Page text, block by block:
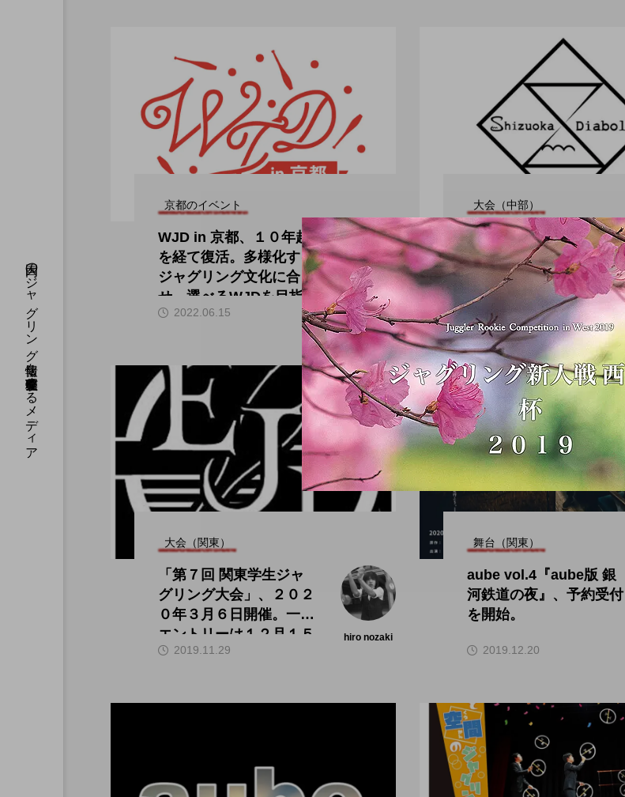
国内のジャグリング情報を収集・整理・発信するメディア
京都のイベント
WJD in 京都、１０年超
を経て復活。多様化する
ジャグリング文化に合わ
せ、選べるWJDを目指
す。
hiro nozaki
2022.06.15
大会（中部）
「静岡ディアボロコンテ
スト ２０２０」開催決
定、公式ウェブサイトが
公開。
2019.07.29
大会（関東）
「第７回 関東学生ジャ
グリング大会」、２０２
０年３月６日開催。一次
エントリーは１２月１５
日から。
hiro nozaki
2019.11.29
舞台（関東）
aube vol.4『aube版 銀
河鉄道の夜』、予約受付
を開始。
2019.12.20